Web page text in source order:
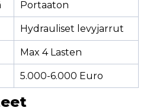
Portaaton
Hydrauliset levyjarrut
Max 4 Lasten
5.000-6.000 Euro